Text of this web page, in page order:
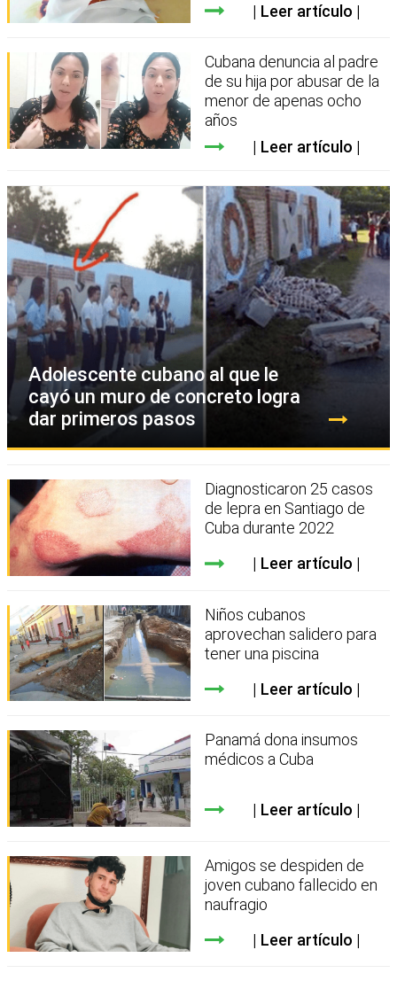
Leer artículo
Cubana denuncia al padre
de su hija por abusar de la
menor de apenas ocho
años
Leer artículo
Adolescente cubano al que le
cayó un muro de concreto logra
dar primeros pasos
Diagnosticaron 25 casos
de lepra en Santiago de
Cuba durante 2022
Leer artículo
Niños cubanos
aprovechan salidero para
tener una piscina
Leer artículo
Panamá dona insumos
médicos a Cuba
Leer artículo
Amigos se despiden de
joven cubano fallecido en
naufragio
Leer artículo